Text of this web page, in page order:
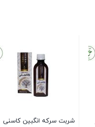
شربت سرکه انگبین کاسنی